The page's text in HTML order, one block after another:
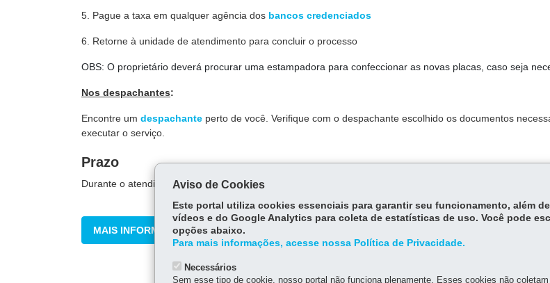
5. Pague a taxa em qualquer agência dos bancos credenciados
6. Retorne à unidade de atendimento para concluir o processo
OBS: O proprietário deverá procurar uma estampadora para confeccionar as novas placas, caso seja
Nos despachantes:
Encontre um despachante perto de você. Verifique com o despachante escolhido os documentos
executar o serviço.
Prazo
Durante o atendimento, você será informado sobre o prazo e como fazer a retirada dos documentos.
MAIS INFORMAÇÕES
Aviso de Cookies
Este portal utiliza cookies essenciais para garantir seu funcionamento, além
vídeos e do Google Analytics para coleta de estatísticas de uso. Você pode
opções abaixo.
Para mais informações, acesse nossa Política de Privacidade.
Necessários
Sem esse tipo de cookie, nosso portal não funciona plenamente. Esses cookies não